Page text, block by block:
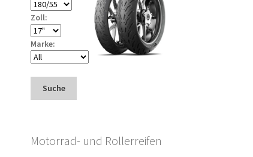
Zoll:
Marke:
Suche
Motorrad- und Rollerreifen